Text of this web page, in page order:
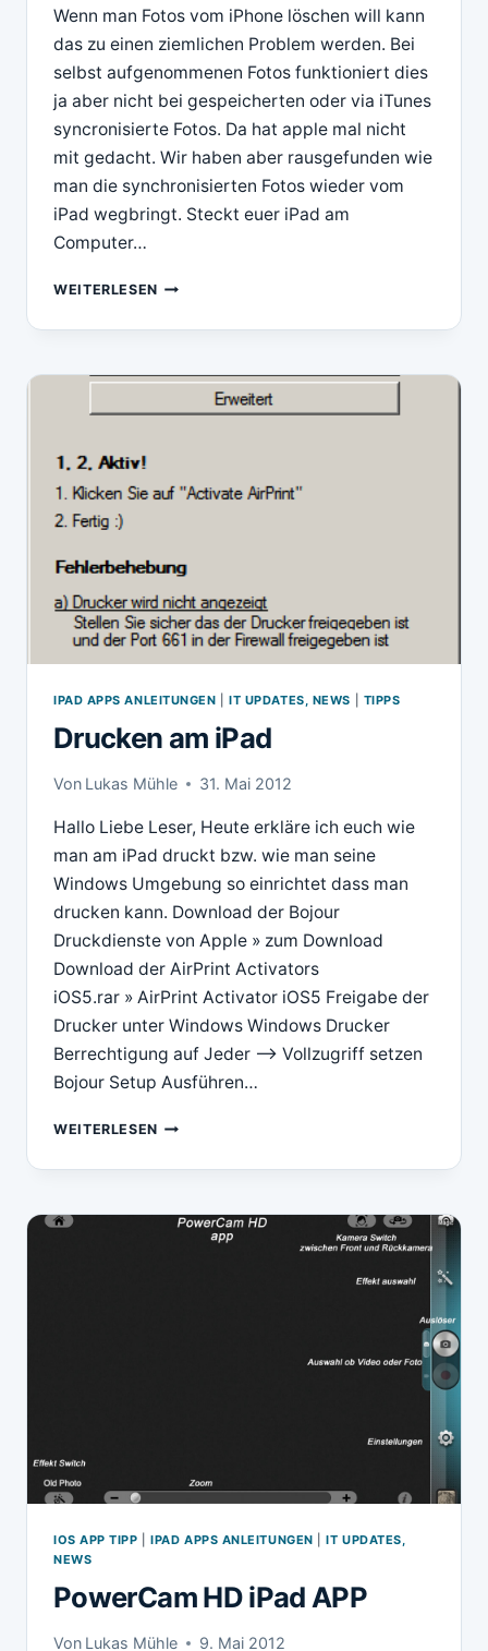
Wenn man Fotos vom iPhone löschen will kann
das zu einen ziemlichen Problem werden. Bei
selbst aufgenommenen Fotos funktioniert dies
ja aber nicht bei gespeicherten oder via iTunes
syncronisierte Fotos. Da hat apple mal nicht
mit gedacht. Wir haben aber rausgefunden wie
man die synchronisierten Fotos wieder vom
iPad wegbringt. Steckt euer iPad am
Computer…
WEITERLESENFOTOS
IPAD
IPAD APPS ANLEITUNGEN |IT UPDATES, NEWS TIPPS
Drucken am iPad
Von Lukas Mühle 31. Mai 2012
Hallo Liebe Leser, Heute erkläre ich euch wie
man am iPad druckt bzw. wie man seine
Windows Umgebung so einrichtet dass man
drucken kann. Download der Bojour
Druckdienste von Apple » zum Download
Download der AirPrint Activators
iOS5.rar » AirPrint Activator iOS5 Freigabe der
Drucker unter Windows Windows Drucker
Berrechtigung auf Jeder –> Vollzugriff setzen
Bojour Setup Ausführen…
WEITERLESENDRUCKEN
IPAD
IOS APP TIPP |IPAD APPS ANLEITUNGEN |IT UPDATES,
NEWS
PowerCam HD iPad APP
Von Lukas Mühle 9. Mai 2012